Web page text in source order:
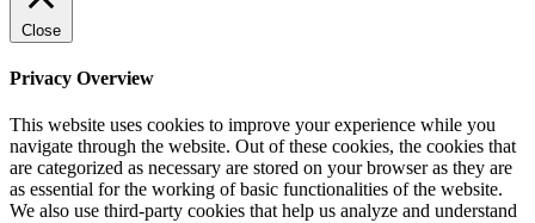
Close
Privacy Overview
This website uses cookies to improve your experience while you
navigate through the website. Out of these cookies, the cookies that
are categorized as necessary are stored on your browser as they are
as essential for the working of basic functionalities of the website.
We also use third-party cookies that help us analyze and understand